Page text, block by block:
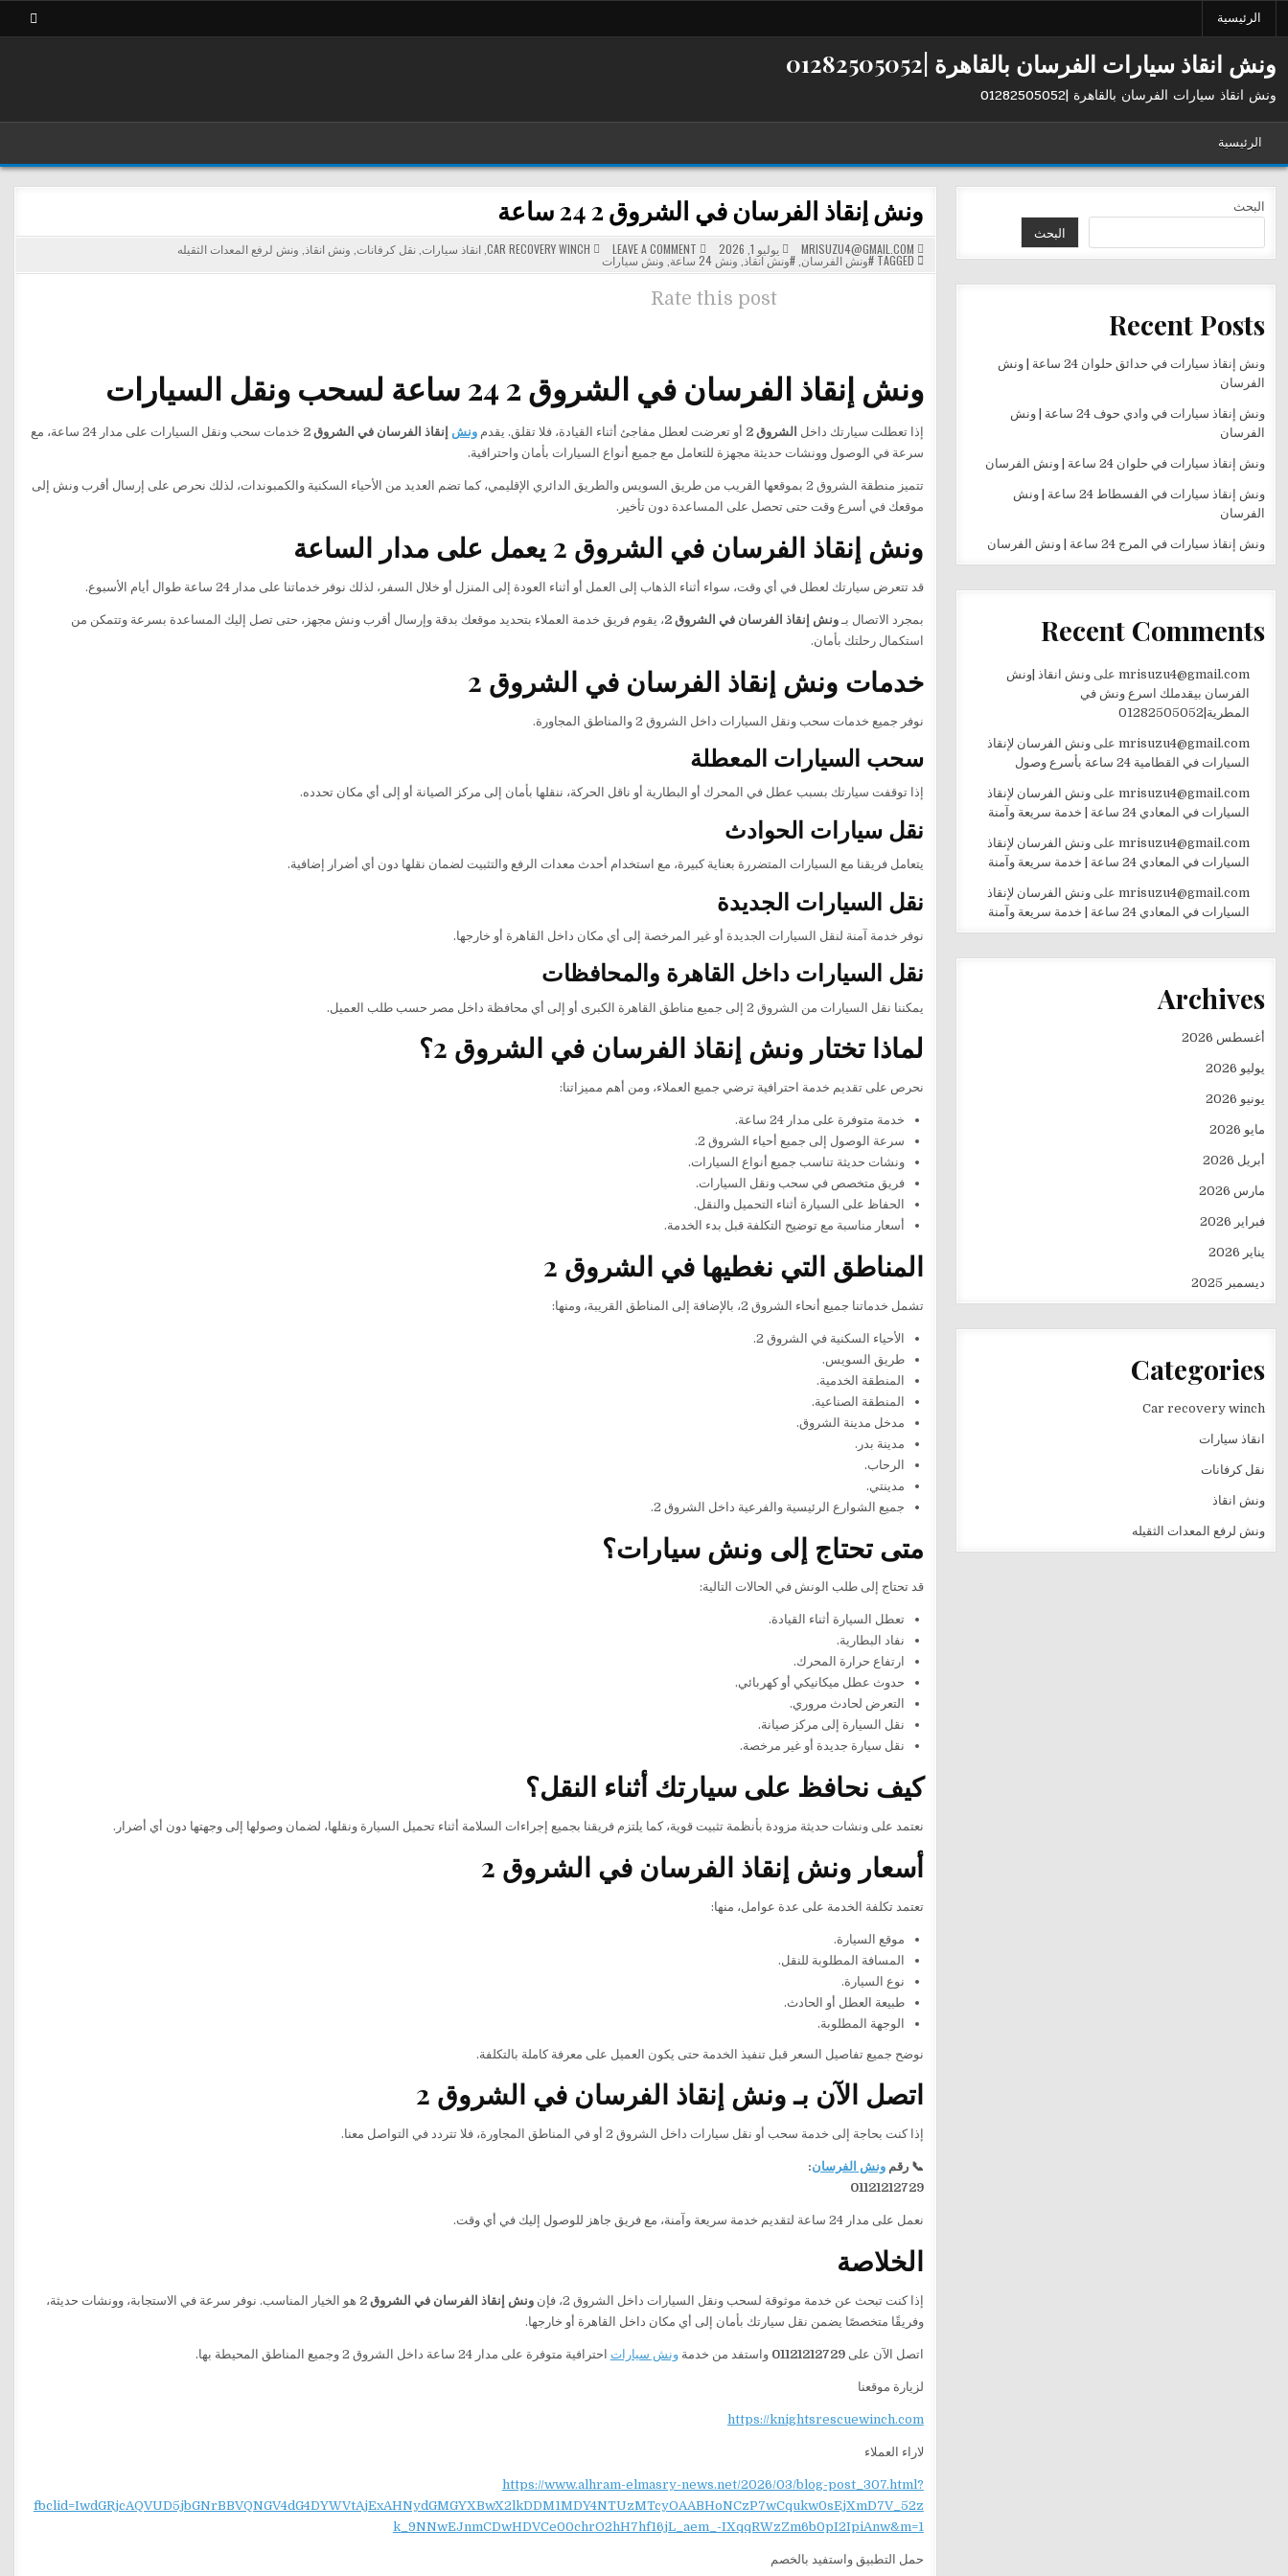
الرئيسية
ونش انقاذ سيارات الفرسان بالقاهرة |01282505052
ونش انقاذ سيارات الفرسان بالقاهرة |01282505052
الرئيسية
ونش إنقاذ الفرسان في الشروق 2 24 ساعة
MRISUZU4@GMAIL.COM يوليو 1, 2026 LEAVE A COMMENT
ON
ونش
إنقاذ
POSTED
IN
CAR RECOVERY WINCH
,انقاذ سيارات ,نقل كرفانات ونش انقاذ ونش لرفع المعدات الثقيله
#ونش الفرسان ,#ونش انقاذ ونش 24 ساعة ونش سيارات
Rate this post
ونش إنقاذ الفرسان في الشروق 2 24 ساعة لسحب ونقل السيارات
إذا تعطلت سيارتك داخل الشروق 2 أو تعرضت لعطل مفاجئ أثناء القيادة، فلا تقلق. يقدمونش إنقاذ الفرسان في الشروق 2
خدمات سحب ونقل السيارات على مدار 24 ساعة، مع
سرعة في الوصول وونشات حديثة مجهزة للتعامل مع جميع أنواع السيارات بأمان واحترافية.
تتميز منطقة الشروق 2 بموقعها القريب من طريق السويس والطريق الدائري الإقليمي، كما تضم العديد من الأحياء السكنية والكمبوندات، لذلك نحرص على إرسال أقرب ونش إلى
موقعك في أسرع وقت حتى تحصل على المساعدة دون تأخير.
ونش إنقاذ الفرسان في الشروق 2 يعمل على مدار الساعة
قد تتعرض سيارتك لعطل في أي وقت، سواء أثناء الذهاب إلى العمل أو أثناء العودة إلى المنزل أو خلال السفر، لذلك نوفر خدماتنا على مدار 24 ساعة طوال أيام الأسبوع.
بمجرد الاتصال بـونش إنقاذ الفرسان في الشروق 2 ، يقوم فريق خدمة العملاء بتحديد موقعك بدقة وإرسال أقرب ونش مجهز، حتى تصل إليك المساعدة بسرعة وتتمكن من
استكمال رحلتك بأمان.
خدمات ونش إنقاذ الفرسان في الشروق 2
نوفر جميع خدمات سحب ونقل السيارات داخل الشروق 2 والمناطق المجاورة.
سحب السيارات المعطلة
إذا توقفت سيارتك بسبب عطل في المحرك أو البطارية أو ناقل الحركة، ننقلها بأمان إلى مركز الصيانة أو إلى أي مكان تحدده.
نقل سيارات الحوادث
يتعامل فريقنا مع السيارات المتضررة بعناية كبيرة، مع استخدام أحدث معدات الرفع والتثبيت لضمان نقلها دون أي أضرار إضافية.
نقل السيارات الجديدة
نوفر خدمة آمنة لنقل السيارات الجديدة أو غير المرخصة إلى أي مكان داخل القاهرة أو خارجها.
نقل السيارات داخل القاهرة والمحافظات
يمكننا نقل السيارات من الشروق 2 إلى جميع مناطق القاهرة الكبرى أو إلى أي محافظة داخل مصر حسب طلب العميل.
لماذا تختار ونش إنقاذ الفرسان في الشروق 2؟
نحرص على تقديم خدمة احترافية ترضي جميع العملاء، ومن أهم مميزاتنا:
خدمة متوفرة على مدار 24 ساعة.
سرعة الوصول إلى جميع أحياء الشروق 2.
ونشات حديثة تناسب جميع أنواع السيارات.
فريق متخصص في سحب ونقل السيارات.
الحفاظ على السيارة أثناء التحميل والنقل.
أسعار مناسبة مع توضيح التكلفة قبل بدء الخدمة.
المناطق التي نغطيها في الشروق 2
تشمل خدماتنا جميع أنحاء الشروق 2، بالإضافة إلى المناطق القريبة، ومنها:
الأحياء السكنية في الشروق 2.
طريق السويس.
المنطقة الخدمية.
المنطقة الصناعية.
مدخل مدينة الشروق.
مدينة بدر.
الرحاب.
مدينتي.
جميع الشوارع الرئيسية والفرعية داخل الشروق 2.
متى تحتاج إلى ونش سيارات؟
قد تحتاج إلى طلب الونش في الحالات التالية:
تعطل السيارة أثناء القيادة.
نفاد البطارية.
ارتفاع حرارة المحرك.
حدوث عطل ميكانيكي أو كهربائي.
التعرض لحادث مروري.
نقل السيارة إلى مركز صيانة.
نقل سيارة جديدة أو غير مرخصة.
كيف نحافظ على سيارتك أثناء النقل؟
نعتمد على ونشات حديثة مزودة بأنظمة تثبيت قوية، كما يلتزم فريقنا بجميع إجراءات السلامة أثناء تحميل السيارة ونقلها، لضمان وصولها إلى وجهتها دون أي أضرار.
أسعار ونش إنقاذ الفرسان في الشروق 2
تعتمد تكلفة الخدمة على عدة عوامل، منها:
موقع السيارة.
المسافة المطلوبة للنقل.
نوع السيارة.
طبيعة العطل أو الحادث.
الوجهة المطلوبة.
نوضح جميع تفاصيل السعر قبل تنفيذ الخدمة حتى يكون العميل على معرفة كاملة بالتكلفة.
اتصل الآن بـ ونش إنقاذ الفرسان في الشروق 2
إذا كنت بحاجة إلى خدمة سحب أو نقل سيارات داخل الشروق 2 أو في المناطق المجاورة، فلا تتردد في التواصل معنا.
📞 رقمونش الفرسان:
01121212729
نعمل على مدار 24 ساعة لتقديم خدمة سريعة وآمنة، مع فريق جاهز للوصول إليك في أي وقت.
الخلاصة
إذا كنت تبحث عن خدمة موثوقة لسحب ونقل السيارات داخل الشروق 2، فإن ونش إنقاذ الفرسان في الشروق 2
هو الخيار المناسب. نوفر سرعة في الاستجابة، وونشات حديثة،
وفريقًا متخصصًا يضمن نقل سيارتك بأمان إلى أي مكان داخل القاهرة أو خارجها.
اتصل الآن على01121212729 واستفد من خدمةونش سيارات احترافية متوفرة على مدار 24 ساعة داخل الشروق 2 وجميع المناطق المحيطة بها.
لزيارة موقعنا
https://knightsrescuewinch.com
لاراء العملاء
https://www.alhram-elmasry-news.net/2026/03/blog-post_307.html?
fbclid=IwdGRjcAQVUD5jbGNrBBVQNGV4dG4DYWVtAjExAHNydGMGYXBwX2lkDDM1MDY4NTUzMTcyOAABHoNCzP7wCqukw0sEjXmD7V_52z
k_9NNwEJnmCDwHDVCe00chrO2hH7hf16jL_aem_-IXqqRWzZm6b0pI2IpiAnw&m=1
حمل التطبيق واستفيد بالخصم
البحث
البحث
Recent Posts
ونش إنقاذ سيارات في حدائق حلوان 24 ساعة | ونش
الفرسان
ونش إنقاذ سيارات في وادي حوف 24 ساعة | ونش
الفرسان
ونش إنقاذ سيارات في حلوان 24 ساعة | ونش الفرسان
ونش إنقاذ سيارات في الفسطاط 24 ساعة | ونش
الفرسان
ونش إنقاذ سيارات في المرج 24 ساعة | ونش الفرسان
Recent Comments
mrisuzu4@gmail.comعلى ونش انقاذ |ونش
الفرسان بيقدملك اسرع ونش في
المطرية|01282505052
mrisuzu4@gmail.comعلى ونش الفرسان لإنقاذ
السيارات في القطامية 24 ساعة بأسرع وصول
mrisuzu4@gmail.comعلى ونش الفرسان لإنقاذ
السيارات في المعادي 24 ساعة | خدمة سريعة وآمنة
mrisuzu4@gmail.comعلى ونش الفرسان لإنقاذ
السيارات في المعادي 24 ساعة | خدمة سريعة وآمنة
mrisuzu4@gmail.comعلى ونش الفرسان لإنقاذ
السيارات في المعادي 24 ساعة | خدمة سريعة وآمنة
Archives
أغسطس 2026
يوليو 2026
يونيو 2026
مايو 2026
أبريل 2026
مارس 2026
فبراير 2026
يناير 2026
ديسمبر 2025
Categories
Car recovery winch
انقاذ سيارات
نقل كرفانات
ونش انقاذ
ونش لرفع المعدات الثقيله